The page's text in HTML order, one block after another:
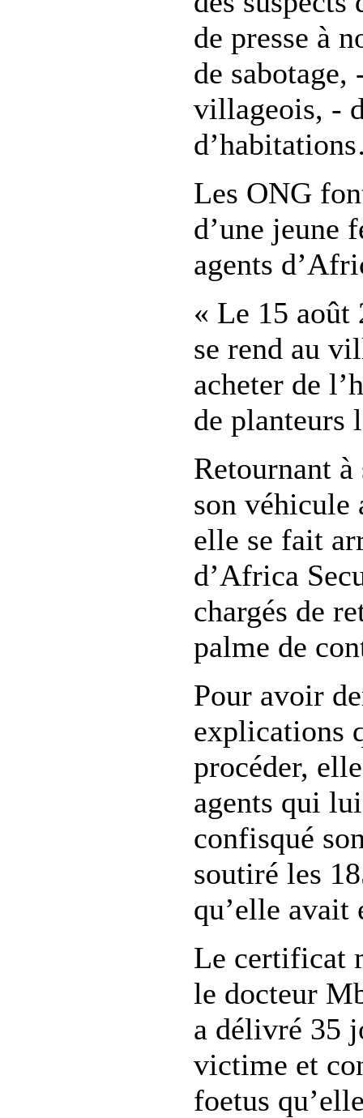
de presse à
de sabotage,
villageois, -
Les ONG
d’une jeune
agents
« Le 15 août
se rend au
acheter de
de planteurs
Retournant
son véhicule
elle se fait
d’Africa
chargés de
palme de
Pour avoir
explications
procéder,
agents qui
confisqué
soutiré les
qu’elle avait
Le certificat
le docteur
a délivré 35
victime et
foetus